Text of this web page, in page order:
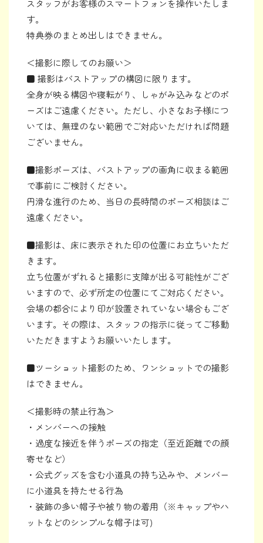
スタッフがお客様のスマートフォンを操作いたしま
す。
特典券のまとめ出しはできません。
＜撮影に際してのお願い＞
■ 撮影はバストアップの構図に限ります。
全身が映る構図や寝転がり、しゃがみ込みなどのポ
ーズはご遠慮ください。ただし、小さなお子様につ
いては、無理のない範囲でご対応いただければ問題
ございません。
■撮影ポーズは、バストアップの画角に収まる範囲
で事前にご検討ください。
円滑な進行のため、当日の長時間のポーズ相談はご
遠慮ください。
■撮影は、床に表示された印の位置にお立ちいただ
きます。
立ち位置がずれると撮影に支障が出る可能性がござ
いますので、必ず所定の位置にてご対応ください。
会場の都合により印が設置されていない場合もござ
います。その際は、スタッフの指示に従ってご移動
いただきますようお願いいたします。
■ツーショット撮影のため、ワンショットでの撮影
はできません。
＜撮影時の禁止行為＞
・メンバーへの接触
・過度な接近を伴うポーズの指定（至近距離での顔
寄せなど）
・公式グッズを含む小道具の持ち込みや、メンバー
に小道具を持たせる行為
・装飾の多い帽子や被り物の着用（※キャップやハ
ットなどのシンプルな帽子は可)